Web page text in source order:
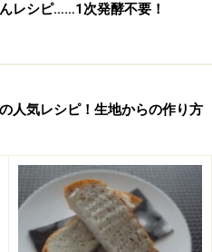
250g（1つ30g～35g）
レシピ……1次発酵不要！
人気レシピ！生地からの作り方